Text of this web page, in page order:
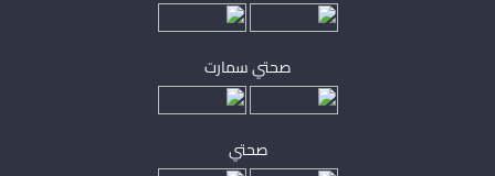
صحتي سمارت
صحتي